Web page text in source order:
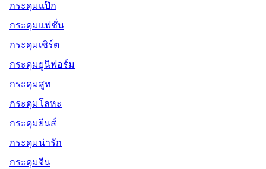
กระดุมแป๊ก
กระดุมแฟชั่น
กระดุมเชิร์ต
กระดุมยูนิฟอร์ม
กระดุมสูท
กระดุมโลหะ
กระดุมยีนส์
กระดุมน่ารัก
กระดุมจีน